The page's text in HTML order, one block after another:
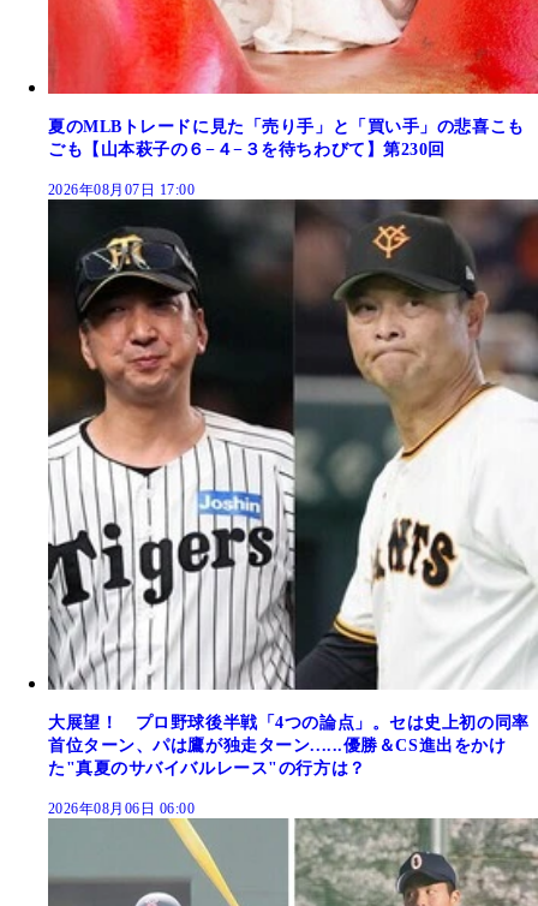
夏のMLBトレードに見た「売り手」と「買い手」の悲喜こも
ごも【山本萩子の６−４−３を待ちわびて】第230回
2026年08月07日 17:00
大展望！ プロ野球後半戦「4つの論点」。セは史上初の同率
首位ターン、パは鷹が独走ターン......優勝＆CS進出をかけ
た"真夏のサバイバルレース"の行方は？
2026年08月06日 06:00